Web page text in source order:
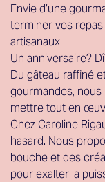
Envie d’une
terminer vos
artisanaux!
Un anniversaire?
Du gâteau raffiné
gourmandes,
mettre tout en
Chez Caroline
hasard. Nous
bouche et des
pour exalter la